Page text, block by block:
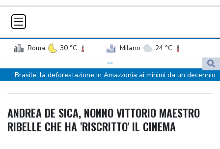
Roma 30 °C Milano
24 °C
Napoli
27 °C
--
Brasile, la deforestazione in Amazzonia ai minimi da un decennio
'Patria Milagro'
De la Espriella giura da presidente della Colombia e promette la
ANDREA DE SICA, NONNO VITTORIO MAESTRO
RIBELLE CHE HA 'RISCRITTO' IL CINEMA